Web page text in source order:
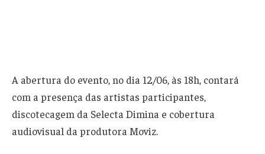
A abertura do evento, no dia 12/06, às 18h, contará
com a presença das artistas participantes,
discotecagem da Selecta Dimina e cobertura
audiovisual da produtora Moviz.